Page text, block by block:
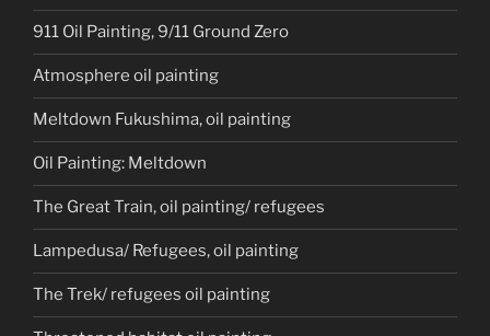
911 Oil Painting, 9/11 Ground Zero
Atmosphere oil painting
Meltdown Fukushima, oil painting
Oil Painting: Meltdown
The Great Train, oil painting/ refugees
Lampedusa/ Refugees, oil painting
The Trek/ refugees oil painting